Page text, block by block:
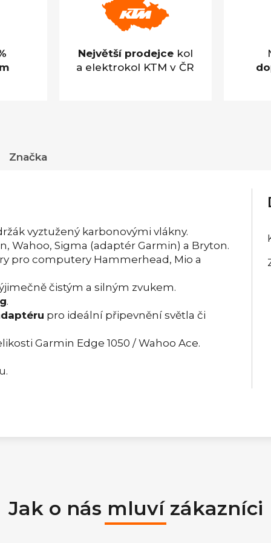
Největší prodejcekol
a elektrokol KTM v ČR
Značka
vyztužený karbonovými vlákny.
Wahoo, Sigma (adaptér Garmin) a Bryton.
pro computery Hammerhead, Mio a
čistým a silným zvukem.
.
pro ideální připevnění světla či
Garmin Edge 1050 / Wahoo Ace.
Jak o nás mluví zákazníci